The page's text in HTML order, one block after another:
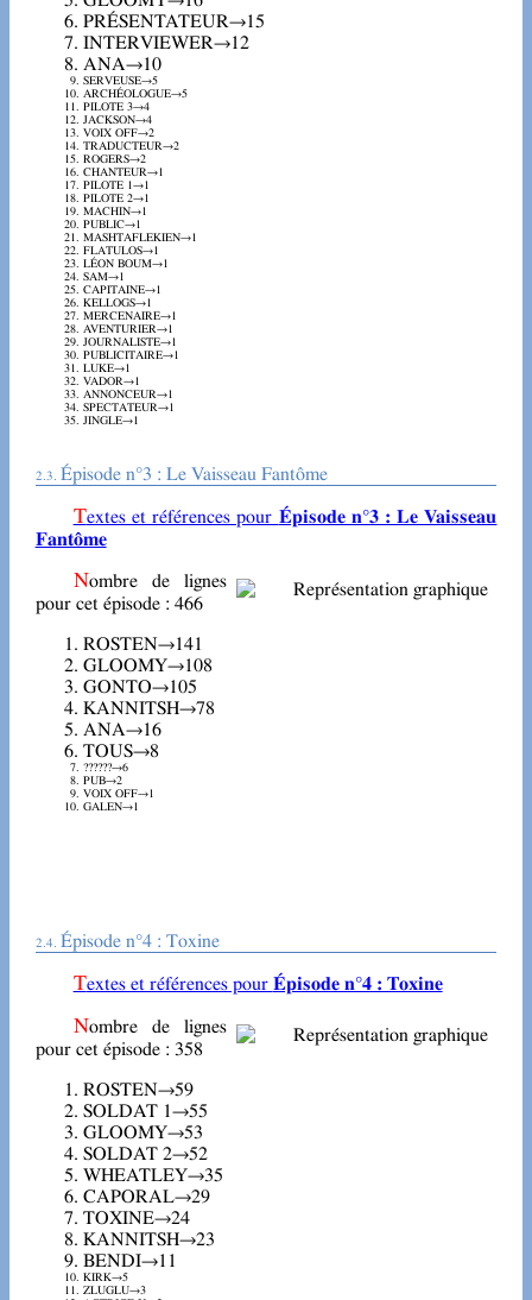
PRÉSENTATEUR→15
INTERVIEWER→12
ANA→10
SERVEUSE→5
ARCHÉOLOGUE→5
PILOTE 3→4
JACKSON→4
VOIX OFF→2
TRADUCTEUR→2
ROGERS→2
CHANTEUR→1
PILOTE 1→1
PILOTE 2→1
MACHIN→1
PUBLIC→1
MASHTAFLEKIEN→1
FLATULOS→1
LÉON BOUM→1
SAM→1
CAPITAINE→1
KELLOGS→1
MERCENAIRE→1
AVENTURIER→1
JOURNALISTE→1
PUBLICITAIRE→1
LUKE→1
VADOR→1
ANNONCEUR→1
SPECTATEUR→1
JINGLE→1
Épisode n°3 : Le Vaisseau Fantôme
Textes et références pour Épisode n°3 : Le Vaisseau
Fantôme
Nombre de lignes
pour cet épisode : 466
ROSTEN→141
GLOOMY→108
GONTO→105
KANNITSH→78
ANA→16
TOUS→8
??????→6
PUB→2
VOIX OFF→1
GALEN→1
Épisode n°4 : Toxine
Textes et références pour Épisode n°4 : Toxine
Nombre de lignes
pour cet épisode : 358
ROSTEN→59
SOLDAT 1→55
GLOOMY→53
SOLDAT 2→52
WHEATLEY→35
CAPORAL→29
TOXINE→24
KANNITSH→23
BENDI→11
KIRK→5
ZLUGLU→3